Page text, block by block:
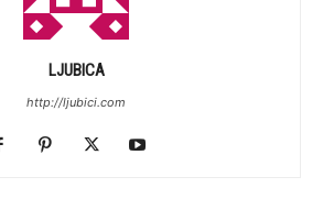
LJUBICA
http://ljubici.com